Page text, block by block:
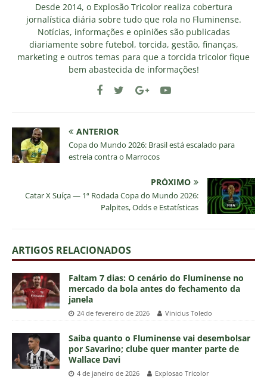
Desde 2014, o Explosão Tricolor realiza cobertura
jornalística diária sobre tudo que rola no Fluminense.
Notícias, informações e opiniões são publicadas
diariamente sobre futebol, torcida, gestão, finanças,
marketing e outros temas para que a torcida tricolor fique
bem abastecida de informações!
ANTERIOR
Copa do Mundo 2026: Brasil está escalado para
estreia contra o Marrocos
PRÓXIMO
Catar X Suíça — 1ª Rodada Copa do Mundo 2026:
Palpites, Odds e Estatísticas
ARTIGOS RELACIONADOS
Faltam 7 dias: O cenário do Fluminense no
mercado da bola antes do fechamento da
janela
24 de fevereiro de 2026 Vinicius Toledo
Saiba quanto o Fluminense vai desembolsar
por Savarino; clube quer manter parte de
Wallace Davi
4 de janeiro de 2026 Explosao Tricolor